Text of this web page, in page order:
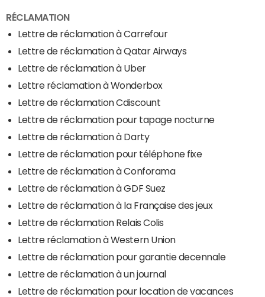
RÉCLAMATION
Lettre de réclamation à Carrefour
Lettre de réclamation à Qatar Airways
Lettre de réclamation à Uber
Lettre réclamation à Wonderbox
Lettre de réclamation Cdiscount
Lettre de réclamation pour tapage nocturne
Lettre de réclamation à Darty
Lettre de réclamation pour téléphone fixe
Lettre de réclamation à Conforama
Lettre de réclamation à GDF Suez
Lettre de réclamation à la Française des jeux
Lettre de réclamation Relais Colis
Lettre réclamation à Western Union
Lettre de réclamation pour garantie decennale
Lettre de réclamation à un journal
Lettre de réclamation pour location de vacances